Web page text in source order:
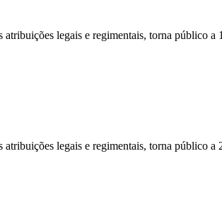
legais e regimentais, torna público
legais e regimentais, torna público